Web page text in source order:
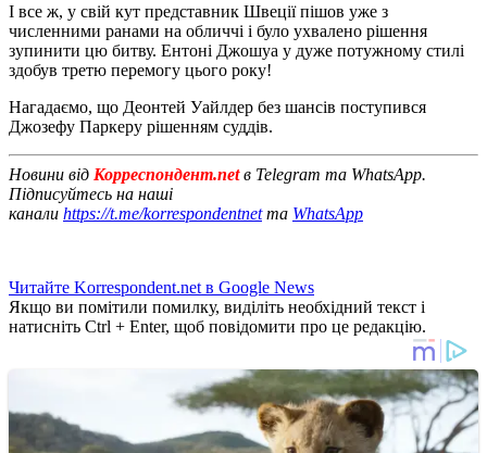
І все ж, у свій кут представник Швеції пішов уже з
численними ранами на обличчі і було ухвалено рішення
зупинити цю битву. Ентоні Джошуа у дуже потужному стилі
здобув третю перемогу цього року!
Нагадаємо, що Деонтей Уайлдер без шансів поступився
Джозефу Паркеру рішенням суддів.
Новини від Корреспондент.netв Telegram та WhatsApp.
Підписуйтесь на наші
канали https://t.me/korrespondentnetта WhatsApp
Читайте Korrespondent.net в Google News
Якщо ви помітили помилку, виділіть необхідний текст і
натисніть Ctrl + Enter, щоб повідомити про це редакцію.